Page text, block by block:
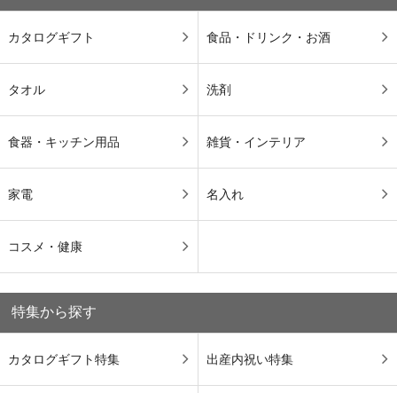
カタログギフト 食品・ドリンク・お酒
タオル 洗剤
食器・キッチン用品 雑貨・インテリア
家電 名入れ
コスメ・健康
特集から探す
カタログギフト特集 出産内祝い特集